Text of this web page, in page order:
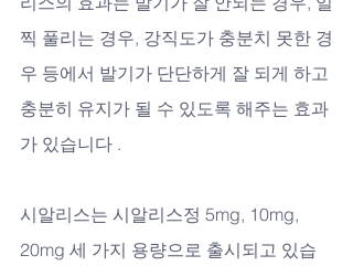
찍 풀리는 경우, 강직도가 충분치 못한 경
우 등에서 발기가 단단하게 잘 되게 하고
충분히 유지가 될 수 있도록 해주는 효과
가 있습니다 .
시알리스는 시알리스정 5mg, 10mg,
20mg 세 가지 용량으로 출시되고 있습